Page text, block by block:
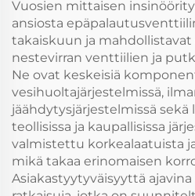
Vuosien mittaisen
ansiosta
takaiskuun ja
nestevirran venttiilien ja
Ne ovat keskeisiä
vesihuoltajärjestelmissä,
jäähdytysjärjestelmissä sekä
teollisissa ja kaupallisissa
valmistettu korkealaatuista
mikä takaa erinomaisen
Asiakastyytyväisyyttä